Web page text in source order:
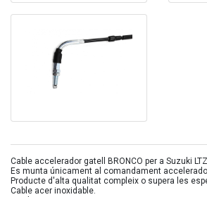
Cable accelerador gatell BRONCO per a Suzuki
Es munta únicament al comandament
Producte d'alta qualitat compleix o supera les
Cable acer inoxidable.